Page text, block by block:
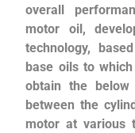
overall
motor oil,
technology,
base oils to
obtain the
between the
motor at various